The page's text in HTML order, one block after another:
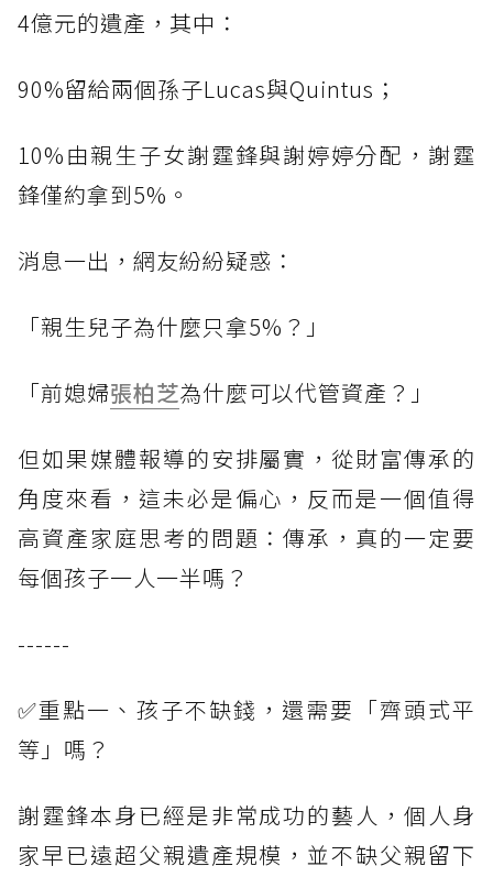
4億元的遺產，其中：
90%留給兩個孫子Lucas與Quintus；
10%由親生子女謝霆鋒與謝婷婷分配，謝霆
鋒僅約拿到5%。
消息一出，網友紛紛疑惑：
「親生兒子為什麼只拿5%？」
「前媳婦張柏芝為什麼可以代管資產？」
但如果媒體報導的安排屬實，從財富傳承的
角度來看，這未必是偏心，反而是一個值得
高資產家庭思考的問題：傳承，真的一定要
每個孩子一人一半嗎？
------
✅重點一、孩子不缺錢，還需要「齊頭式平
等」嗎？
謝霆鋒本身已經是非常成功的藝人，個人身
家早已遠超父親遺產規模，並不缺父親留下